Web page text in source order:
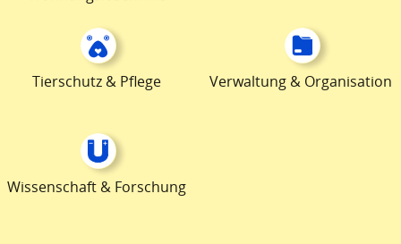
Tierschutz & Pflege Verwaltung & Organisation
Wissenschaft & Forschung